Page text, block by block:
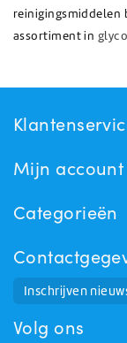
reinigingsmiddelen
assortiment in
Mijn account
Categorieën
Inschrijven
Volg ons